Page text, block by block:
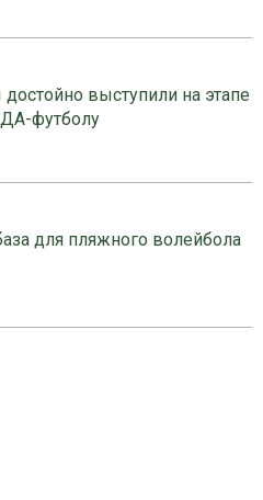
выступили на этапе
футболу
для пляжного волейбола